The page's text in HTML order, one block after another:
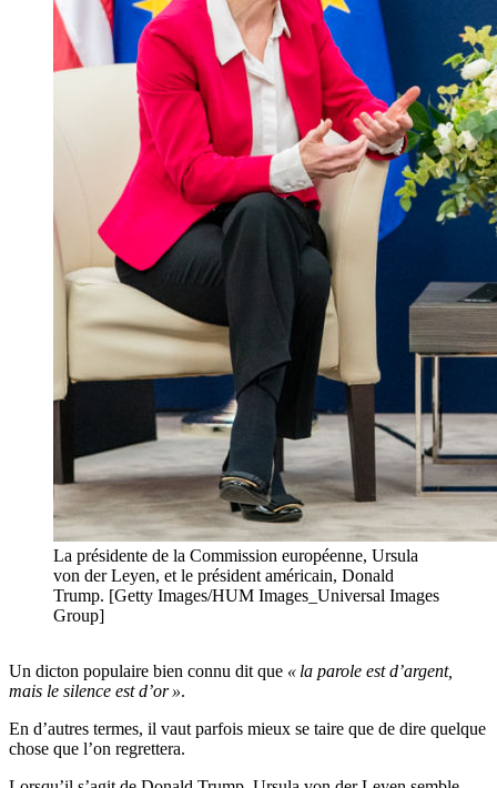
La présidente de la Commission européenne, Ursula
von der Leyen, et le président américain, Donald
Trump. [Getty Images/HUM Images_Universal Images
Group]
Un dicton populaire bien connu dit que « la parole est d’argent,
mais le silence est d’or ».
En d’autres termes, il vaut parfois mieux se taire que de dire quelque
chose que l’on regrettera.